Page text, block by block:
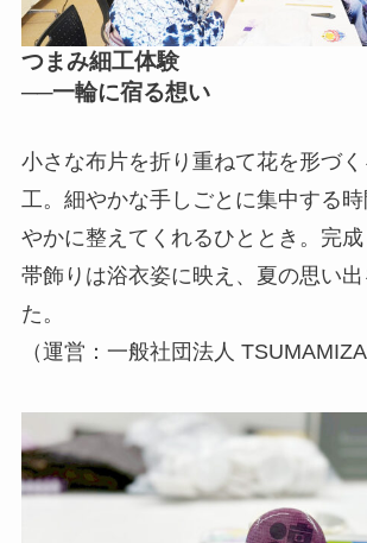
つまみ細工体験
──一輪に宿る想い
小さな布片を折り重ねて花を形づ
工。細やかな手しごとに集中する
やかに整えてくれるひととき。完
帯飾りは浴衣姿に映え、夏の思い出
た。
（運営：一般社団法人